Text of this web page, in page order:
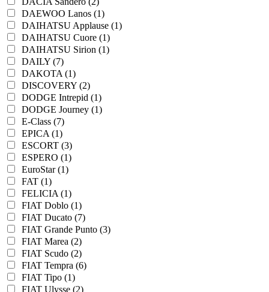
DAEWOO Lanos (1)
DAIHATSU Applause (1)
DAIHATSU Cuore (1)
DAIHATSU Sirion (1)
DAILY (7)
DAKOTA (1)
DISCOVERY (2)
DODGE Intrepid (1)
DODGE Journey (1)
E-Class (7)
EPICA (1)
ESCORT (3)
ESPERO (1)
EuroStar (1)
FAT (1)
FELICIA (1)
FIAT Doblo (1)
FIAT Ducato (7)
FIAT Grande Punto (3)
FIAT Marea (2)
FIAT Scudo (2)
FIAT Tempra (6)
FIAT Tipo (1)
FIAT Ulysse (2)